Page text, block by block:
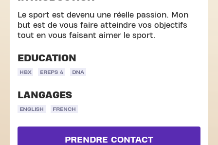
Le sport est devenu une réelle passion. Mon
but est de vous faire atteindre vos objectifs
tout en vous faisant aimer le sport.
EDUCATION
HBX EREPS 4 DNA
LANGAGES
ENGLISH FRENCH
PRENDRE CONTACT